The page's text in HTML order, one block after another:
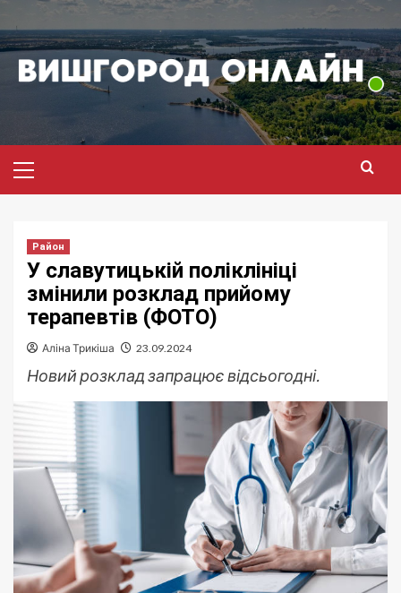
до
вмісту
меню
Район
У славутицькій поліклініці
змінили розклад прийому
терапевтів (ФОТО)
Аліна Трикіша 23.09.2024
Новий розклад запрацює відсьогодні.